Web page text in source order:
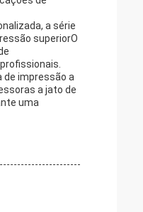
a série
superiorO
de impressão a
a jato de
uma